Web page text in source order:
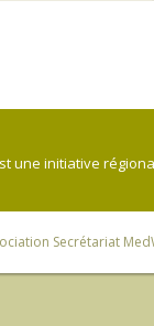
une initiative
Secrétariat